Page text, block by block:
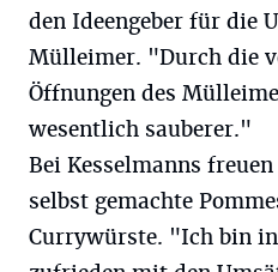
den Ideengeber für die
Mülleimer. "Durch die
Öffnungen des
wesentlich sauberer."
Bei Kesselmanns
selbst gemachte
Currywürste. "Ich bin